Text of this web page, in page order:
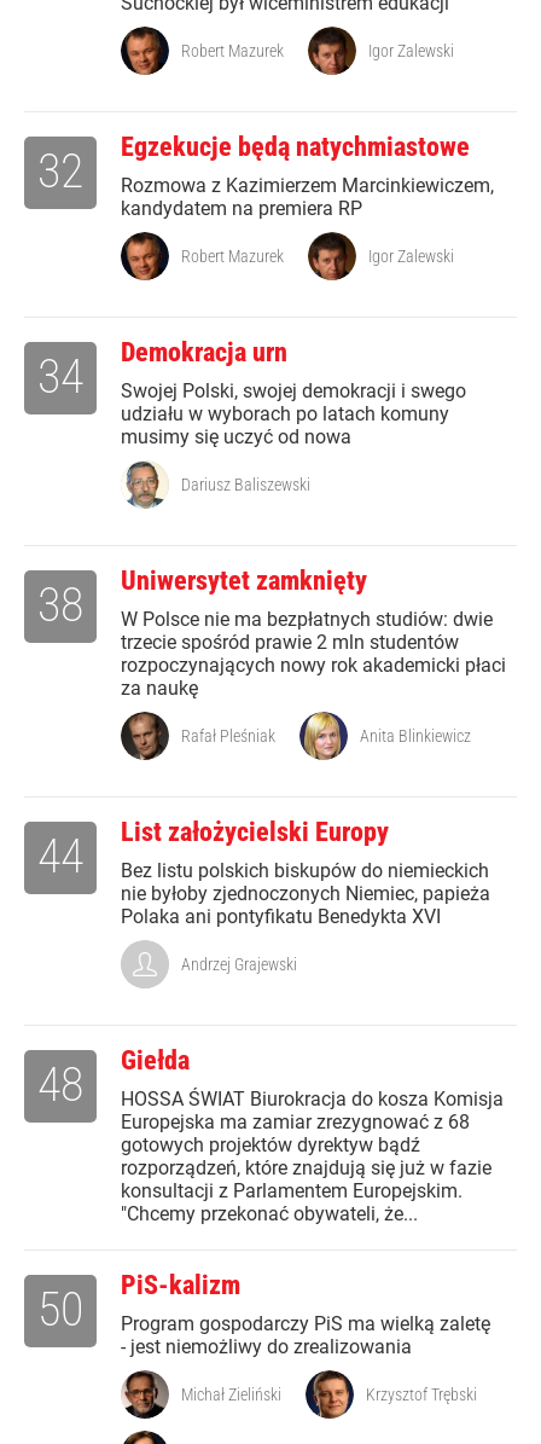
Robert Mazurek Igor Zalewski
Egzekucje będą natychmiastowe
Rozmowa z Kazimierzem Marcinkiewiczem,
kandydatem na premiera RP
32
Robert Mazurek Igor Zalewski
Demokracja urn
Swojej Polski, swojej demokracji i swego
udziału w wyborach po latach komuny
musimy się uczyć od nowa
34
Dariusz Baliszewski
Uniwersytet zamknięty
W Polsce nie ma bezpłatnych studiów: dwie
trzecie spośród prawie 2 mln studentów
rozpoczynających nowy rok akademicki płaci
za naukę
38
Rafał Pleśniak Anita Blinkiewicz
List założycielski Europy
Bez listu polskich biskupów do niemieckich
nie byłoby zjednoczonych Niemiec, papieża
Polaka ani pontyfikatu Benedykta XVI
44
Andrzej Grajewski
Giełda
HOSSA ŚWIAT Biurokracja do kosza Komisja
Europejska ma zamiar zrezygnować z 68
gotowych projektów dyrektyw bądź
rozporządzeń, które znajdują się już w fazie
konsultacji z Parlamentem Europejskim.
"Chcemy przekonać obywateli, że...
48
PiS-kalizm
Program gospodarczy PiS ma wielką zaletę
- jest niemożliwy do zrealizowania
50
Michał Zieliński Krzysztof Trębski